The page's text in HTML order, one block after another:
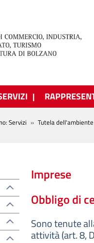
Servizi Tutela dell'ambiente
Imprese
Obbligo di
Sono tenute
attività (art. 8,